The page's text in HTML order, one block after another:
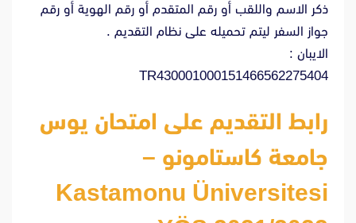
ذكر الاسم واللقب أو رقم المتقدم أو رقم الهوية أو رقم
جواز السفر ليتم تحميله على نظام التقديم .
الايبان :
TR430001000151466562275404
رابط التقديم على امتحان يوس
جامعة كاستامونو –
Kastamonu Üniversitesi